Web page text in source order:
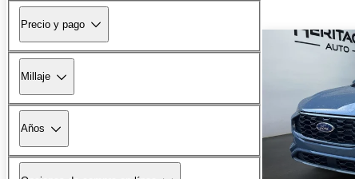
Precio y pago
Millaje
Años